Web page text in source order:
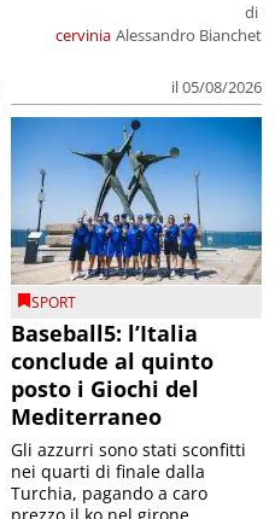
cervinia
di
Alessandro Bianchet
il 05/08/2026
SPORT
Baseball5: l’Italia
conclude al quinto
posto i Giochi del
Mediterraneo
Gli azzurri sono stati sconfitti
nei quarti di finale dalla
Turchia, pagando a caro